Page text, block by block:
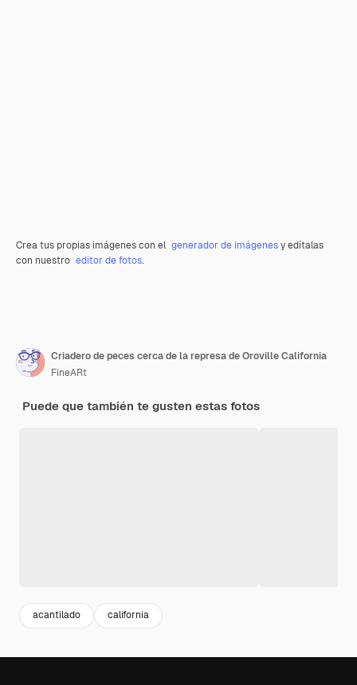
Crea tus propias imágenes con el generador de imágenesy edítalas
con nuestro editor de fotos.
Criadero de peces cerca de la represa de Oroville California
FineARt
Puede que también te gusten estas fotos
acantilado california